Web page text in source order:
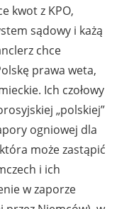
kwot z KPO,
sądowy i każą
chce
prawa weta,
Ich czołowy
„polskiej”
ogniowej dla
która może zastąpić
i ich
w zaporze